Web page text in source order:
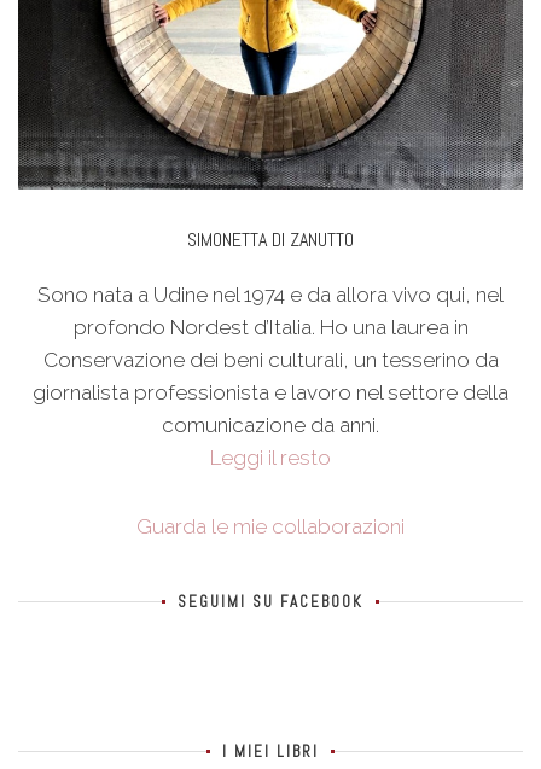
SIMONETTA DI ZANUTTO
Sono nata a Udine nel 1974 e da allora vivo qui, nel
profondo Nordest d’Italia. Ho una laurea in
Conservazione dei beni culturali, un tesserino da
giornalista professionista e lavoro nel settore della
comunicazione da anni.
Leggi il resto
Guarda le mie collaborazioni
SEGUIMI SU FACEBOOK
I MIEI LIBRI